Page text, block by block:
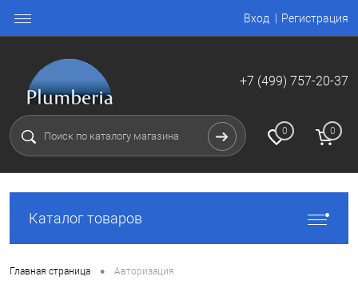
Вход Регистрация
+7 (499) 757-20-37
0 0
Каталог товаров
Главная страница • Авторизация